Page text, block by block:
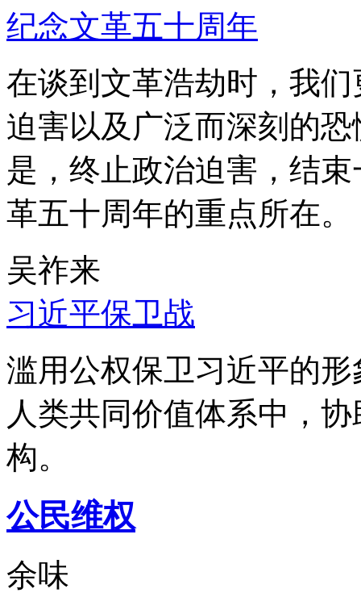
纪念文革五十周年
在谈到文革浩劫时，我
迫害以及广泛而深刻的
是，终止政治迫害，结
革五十周年的重点所在。
吴祚来
习近平保卫战
滥用公权保卫习近平的
人类共同价值体系中，
构。
公民维权
余味